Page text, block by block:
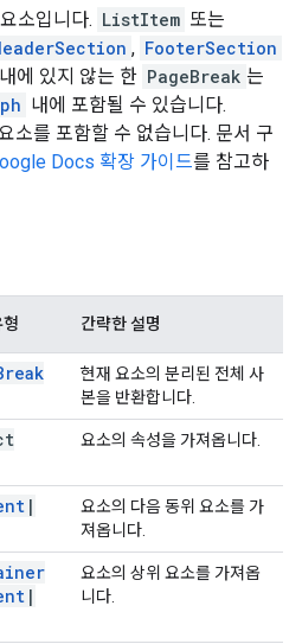
소입니다. ListItem 또는
, FooterSection
내에 있지 않는 한 PageBreak 는
내에 포함될 수 있습니다.
소를 포함할 수 없습니다. 문서 구
Docs 확장 가이드를 참고하
형 간략한 설명
현재 요소의 분리된 전체 사
본을 반환합니다.
요소의 속성을 가져옵니다.
|
요소의 다음 동위 요소를 가
져옵니다.
|
요소의 상위 요소를 가져옵
니다.